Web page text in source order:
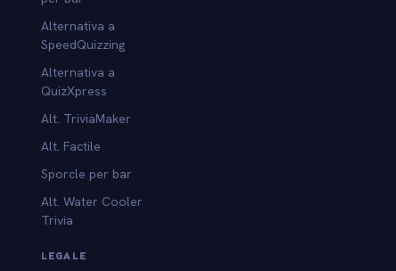
Alternativa a
SpeedQuizzing
Alternativa a
QuizXpress
Alt. TriviaMaker
Alt. Factile
Sporcle per bar
Alt. Water Cooler
Trivia
LEGALE